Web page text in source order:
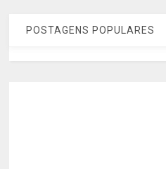
POSTAGENS POPULARES